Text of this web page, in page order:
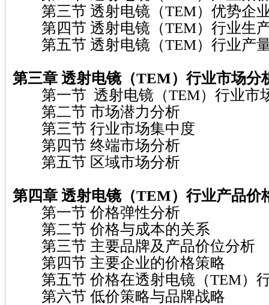
第三节 透射电镜（TEM）优势企
第四节 透射电镜（TEM）行业生
第五节 透射电镜（TEM）行业产
第三章 透射电镜（TEM）行业市场分
第一节 透射电镜（TEM）行业市
第二节 市场潜力分析
第三节 行业市场集中度
第四节 终端市场分析
第五节 区域市场分析
第四章 透射电镜（TEM）行业产品价
第一节 价格弹性分析
第二节 价格与成本的关系
第三节 主要品牌及产品价位分析
第四节 主要企业的价格策略
第五节 价格在透射电镜（TEM）
第六节 低价策略与品牌战略